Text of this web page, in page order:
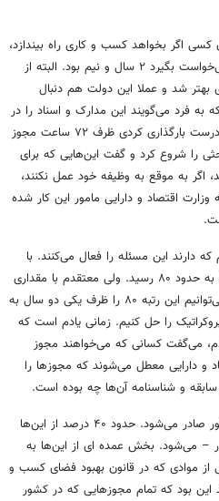
کسی اگر بخواهد کسب و کاری راه بیندازد،
معطلی اش در ادارات و مجوزی که می‌خواست بگیرد ۲ سال و نیم بود. البته از
شد و عملا این دولت هم دنبال
به فرد می‌گویند این مدارک و اسناد را در
فضای مجازی باید بارگذاری کنی و اگر درست بارگذاری کردی ظرف ۷۲ ساعت مجوز
را شروع کرد و گفت این‌هایی که برای
به موقع به وظیفه خود عمل نکنند،
اقتصاد و دارایی مامور این کار شده
که دارند این مسئله را فعال می‌کنند. با
یک سری دقیق کردن اطلاعات، رتبه ما به حدود ۸۰ رسید. ولی معتقدم با مقداری
حل کردن سیستم بروکراتیک کشور، می‌توانیم این رتبه ۸۰ را ظرف یکی دو سال به
بروکراتیک را حل کنیم. زمانی یادم است که
می‌گفت کسانی که می‌خواهند مجوز
و دارایی معطل می‌شوند که مجوزها را
و شناسنامه آن‌ها چه بوده است.
همینطور حدود ۱۶۰۰ نوع مجوز در کشور صادر می‌شود. حدود ۴۰ درصد از این‌ها
– می‌شود. بخش عمده ای از این‌ها به
از موادی که در قانون بهبود فضای کسب و
بود که تمام مجوزهایی که در کشور